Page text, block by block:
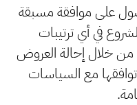
على موافقة مسبقة
في أي ترتيبات
من خلال إحالة العروض
توافقها مع السياسات